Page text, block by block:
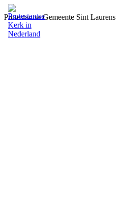
Protestantse Gemeente Sint Laurens